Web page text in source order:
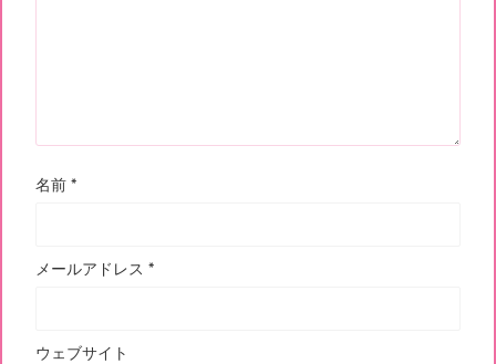
名前 *
メールアドレス *
ウェブサイト